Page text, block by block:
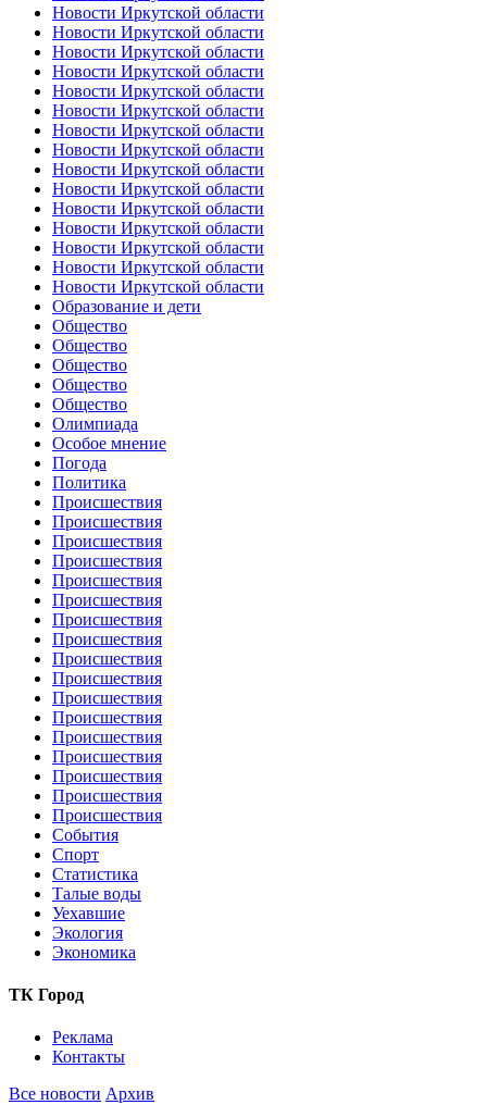
Новости Иркутской области
Новости Иркутской области
Новости Иркутской области
Новости Иркутской области
Новости Иркутской области
Новости Иркутской области
Новости Иркутской области
Новости Иркутской области
Новости Иркутской области
Новости Иркутской области
Новости Иркутской области
Новости Иркутской области
Новости Иркутской области
Новости Иркутской области
Новости Иркутской области
Образование и дети
Общество
Общество
Общество
Общество
Общество
Олимпиада
Особое мнение
Погода
Политика
Происшествия
Происшествия
Происшествия
Происшествия
Происшествия
Происшествия
Происшествия
Происшествия
Происшествия
Происшествия
Происшествия
Происшествия
Происшествия
Происшествия
Происшествия
Происшествия
Происшествия
События
Спорт
Статистика
Талые воды
Уехавшие
Экология
Экономика
ТК Город
Реклама
Контакты
Все новости Архив